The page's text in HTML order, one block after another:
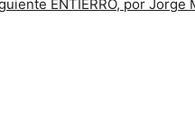
ENTIERRO, por Jorge